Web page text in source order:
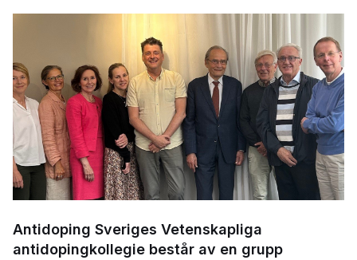
Antidoping Sveriges Vetenskapliga
antidopingkollegie består av en grupp